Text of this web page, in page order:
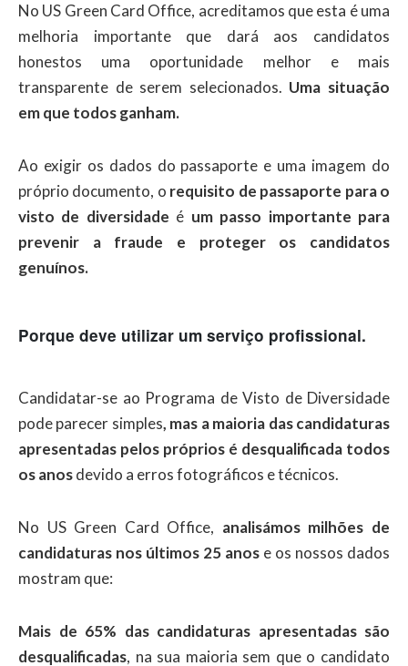
No US Green Card Office, acreditamos que esta é uma
melhoria importante que dará aos candidatos
honestos uma oportunidade melhor e mais
transparente de serem selecionados. Uma situação
em que todos ganham.
Ao exigir os dados do passaporte e uma imagem do
próprio documento, o requisito de passaporte para o
visto de diversidade é um passo importante para
prevenir a fraude e proteger os candidatos
genuínos.
Porque deve utilizar um serviço profissional.
Candidatar-se ao Programa de Visto de Diversidade
pode parecer simples, mas a maioria das candidaturas
apresentadas pelos próprios é desqualificada todos
os anosdevido a erros fotográficos e técnicos.
No US Green Card Office, analisámos milhões de
candidaturas nos últimos 25 anos e os nossos dados
mostram que:
Mais de 65% das candidaturas apresentadas são
desqualificadas, na sua maioria sem que o candidato